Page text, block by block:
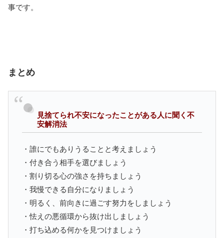
事です。
まとめ
見捨てられ不安になったことがある人に聞く不
安解消法
・誰にでもありうることと考えましょう
・付き合う相手を選びましょう
・割り切る心の強さを持ちましょう
・我慢できる自分になりましょう
・明るく、前向きに過ごす努力をしましょう
・怯えの悪循環から抜け出しましょう
・打ち込める何かを見つけましょう